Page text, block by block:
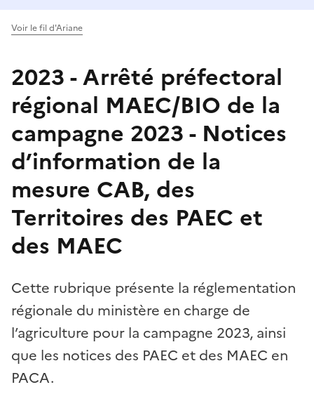
Voir le fil d'Ariane
2023 - Arrêté préfectoral
régional MAEC/BIO de la
campagne 2023 - Notices
d’information de la
mesure CAB, des
Territoires des PAEC et
des MAEC
Cette rubrique présente la réglementation
régionale du ministère en charge de
l’agriculture pour la campagne 2023, ainsi
que les notices des PAEC et des MAEC en
PACA.